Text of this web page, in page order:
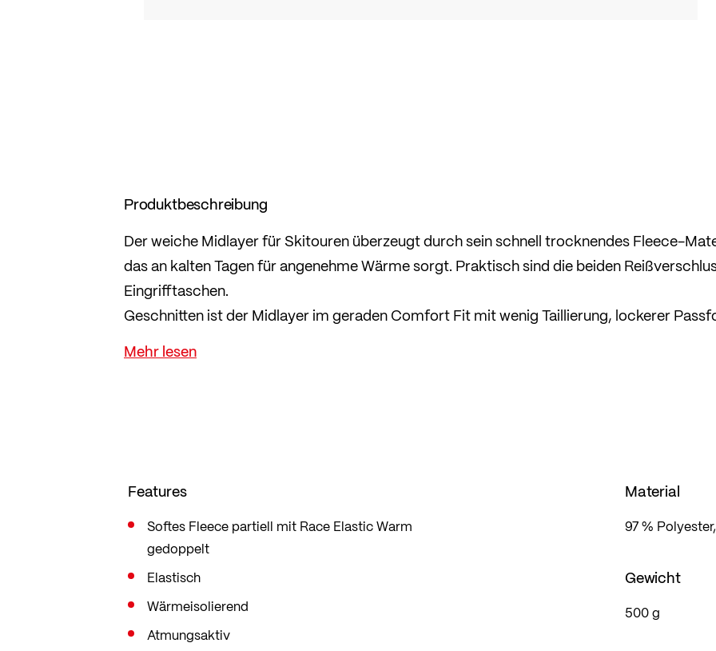
Produktbeschreibung
Der weiche Midlayer für Skitouren überzeugt durch sein schnell trocknendes Fleece-
das an kalten Tagen für angenehme Wärme sorgt. Praktisch sind die beiden
Eingrifftaschen.
Geschnitten ist der Midlayer im geraden Comfort Fit mit wenig Taillierung, lockerer
und viel Bewegungsfreiheit.
Features
Softes Fleece partiell mit Race Elastic Warm
gedoppelt
Elastisch
Wärmeisolierend
Atmungsaktiv
Material
97 %
Gewicht
500 g